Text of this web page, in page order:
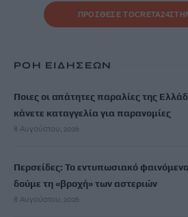
ΠΡΟΣΘΕΣΕ ΤΟCRETA24
ΡΟΗ ΕΙΔΗΣΕΩΝ
Ποιες οι απάτητες παραλίες της
κάνετε καταγγελία για παρανομίες
8 Αυγούστου, 2026
Περσείδες: Το εντυπωσιακό
δούμε τη «βροχή» των αστεριών
8 Αυγούστου, 2026